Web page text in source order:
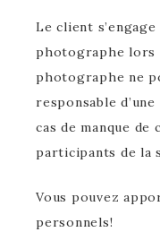
Le client
photographe lors
photographe ne
responsable
cas de manque de
participants de la
Vous pouvez
personnels!